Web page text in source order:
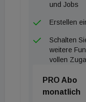
zunehmend zur
insbesondere in
Manager von
Effizienz
und Jobs
Erstellen
Schalten
weitere
vollen
PRO Abo
monatlich